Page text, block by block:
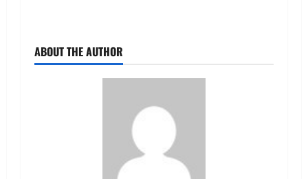
ABOUT THE AUTHOR